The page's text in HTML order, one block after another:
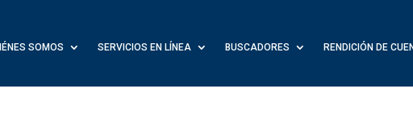
SOMOS SERVICIOS EN LÍNEA BUSCADORES RENDICIÓN DE